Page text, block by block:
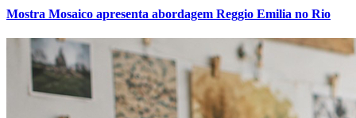
Mostra Mosaico apresenta abordagem Reggio Emilia no Rio